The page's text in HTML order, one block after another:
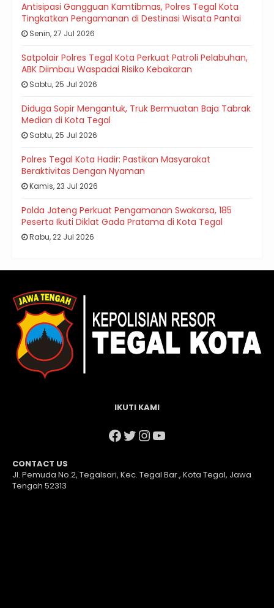
Antisipasi Gangguan Kamtibmas, Polres Tegal Kota
Tingkatkan Pengamanan di Destinasi Wisata Pantai
Senin, 27 Jul 2026
Satpolair Polres Tegal Kota Perkuat Patroli Pelabuhan,
ABK Diimbau Waspadai Risiko Kebakaran
Sabtu, 25 Jul 2026
Diduga Sopir Mengantuk, Truk Bermuatan Baja Tabrak
Median di Kota Tegal
Sabtu, 25 Jul 2026
Polres Tegal Kota Hadir: Pastikan Masyarakat
Beraktivitas Dengan Nyaman
Kamis, 23 Jul 2026
Polda Jateng Perkuat Pengamanan Swakarsa, 185
Peserta Ikuti Diklat Gada Pratama di Kota Tegal
Rabu, 22 Jul 2026
IKUTI KAMI
Facebook
Twitter
Instagram
YouTube
CONTACT US
Jl. Pemuda No.2, Tegalsari, Kec. Tegal Bar., Kota Tegal, Jawa
Tengah 52313